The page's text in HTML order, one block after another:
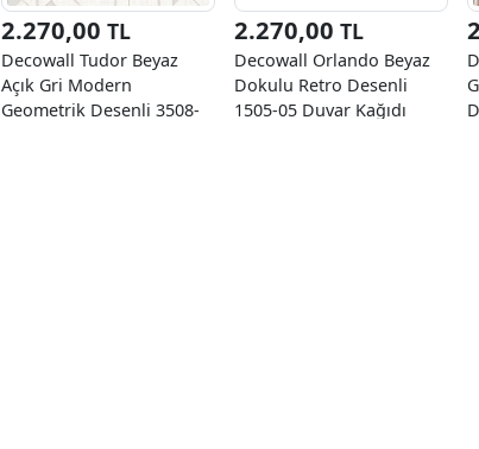
2.270,00 TL
Decowall Tudor Beyaz
Açık Gri Modern
Geometrik Desenli 3508-
2.270,00 TL
Decowall Orlando Beyaz
Dokulu Retro Desenli
1505-05 Duvar Kağıdı